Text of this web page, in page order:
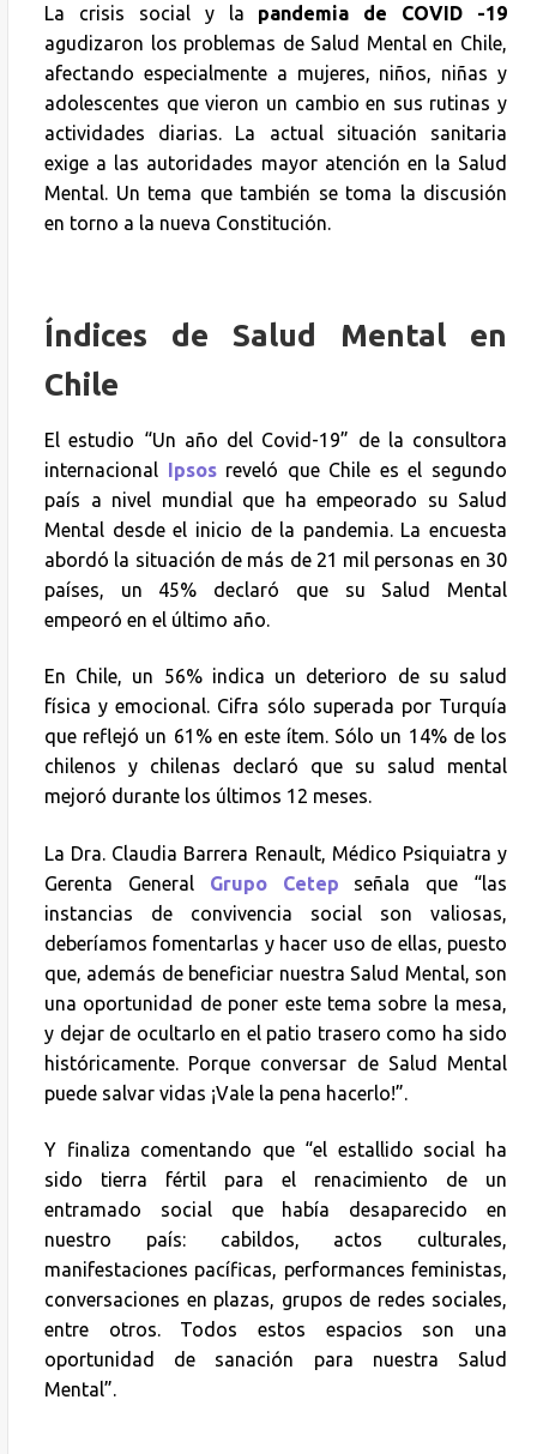
La crisis social y la pandemia de COVID -19
agudizaron los problemas de Salud Mental en Chile,
afectando especialmente a mujeres, niños, niñas y
adolescentes que vieron un cambio en sus rutinas y
actividades diarias. La actual situación sanitaria
exige a las autoridades mayor atención en la Salud
Mental. Un tema que también se toma la discusión
en torno a la nueva Constitución.
Índices de Salud Mental en
Chile
El estudio “Un año del Covid-19” de la consultora
internacional Ipsosreveló que Chile es el segundo
país a nivel mundial que ha empeorado su Salud
Mental desde el inicio de la pandemia. La encuesta
abordó la situación de más de 21 mil personas en 30
países, un 45% declaró que su Salud Mental
empeoró en el último año.
En Chile, un 56% indica un deterioro de su salud
física y emocional. Cifra sólo superada por Turquía
que reflejó un 61% en este ítem. Sólo un 14% de los
chilenos y chilenas declaró que su salud mental
mejoró durante los últimos 12 meses.
La Dra. Claudia Barrera Renault, Médico Psiquiatra y
Gerenta General Grupo Cetep señala que “las
instancias de convivencia social son valiosas,
deberíamos fomentarlas y hacer uso de ellas, puesto
que, además de beneficiar nuestra Salud Mental, son
una oportunidad de poner este tema sobre la mesa,
y dejar de ocultarlo en el patio trasero como ha sido
históricamente. Porque conversar de Salud Mental
puede salvar vidas ¡Vale la pena hacerlo!”.
Y finaliza comentando que “el estallido social ha
sido tierra fértil para el renacimiento de un
entramado social que había desaparecido en
nuestro país: cabildos, actos culturales,
manifestaciones pacíficas, performances feministas,
conversaciones en plazas, grupos de redes sociales,
entre otros. Todos estos espacios son una
oportunidad de sanación para nuestra Salud
Mental”.